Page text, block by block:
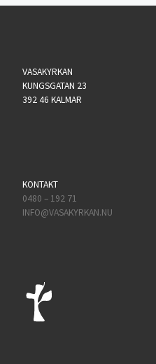
VASAKYRKAN
KUNGSGATAN 23
392 46 KALMAR
KONTAKT
0480 – 192 71
INFO@VASAKYRKAN.NU